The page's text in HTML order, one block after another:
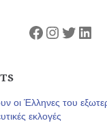
Facebook
Instagram
Twitter
οι Έλληνες του
εκλογές